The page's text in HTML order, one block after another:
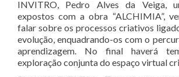
INVITRO, Pedro Alves da Veiga,
expostos com a obra “ALCHIMIA”,
falar sobre os processos criativos
evolução, enquadrando-os com o
aprendizagem. No final haverá
exploração conjunta do espaço virtual